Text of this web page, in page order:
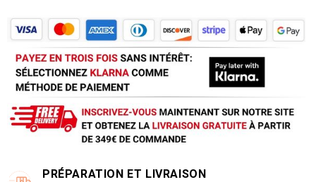
PRÉPARATION ET LIVRAISON